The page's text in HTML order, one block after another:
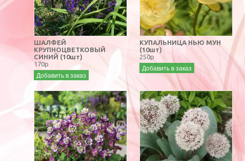
ШАЛФЕЙ
КРУПНОЦВЕТКОВЫЙ
СИНИЙ (10шт)
170р
Добавить в заказ
КУПАЛЬНИЦА НЬЮ МУН
(10шт)
250р
Добавить в заказ